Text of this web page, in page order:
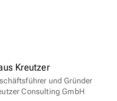
Kreutzer
und Gründer
Consulting GmbH